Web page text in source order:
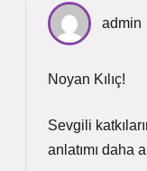
admin
Noyan Kılıç!
Sevgili
anlatımı daha